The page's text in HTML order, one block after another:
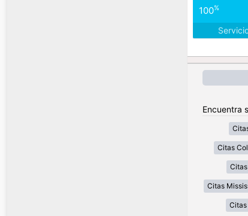
100%
Encuentra
Citas
Citas